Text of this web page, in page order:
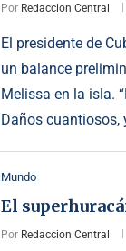
Por Redaccion Central
El presidente de
un balance
Melissa en la isla.
Daños cuantiosos,
Mundo
El
Por Redaccion Central